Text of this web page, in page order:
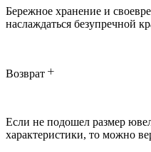
Бережное хранение и
наслаждаться безупречной
Возврат
Если не подошел размер
характеристики, то можно